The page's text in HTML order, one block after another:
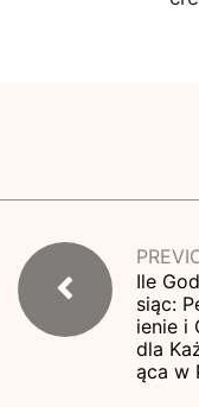
Ile
siąc:
ienie i
dla
ąca w